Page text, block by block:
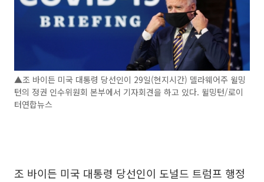
▲조 바이든 미국 대통령 당선인이 29일(현지시간) 델라웨어주 윌밍
턴의 정권 인수위원회 본부에서 기자회견을 하고 있다. 윌밍턴/로이
터연합뉴스
조 바이든 미국 대통령 당선인이 도널드 트럼프 행정